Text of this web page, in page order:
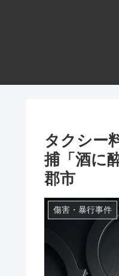
タクシー
捕「酒に
郡市
傷害・暴行事件